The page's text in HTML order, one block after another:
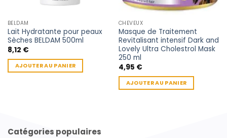
BELDAM
Lait Hydratante pour peaux
Sèches BELDAM 500ml
8,12 €
AJOUTER AU PANIER
CHEVEUX
Masque de Traitement
Revitalisant intensif Dark and
Lovely Ultra Cholestrol Mask
250 ml
4,95 €
AJOUTER AU PANIER
Catégories populaires